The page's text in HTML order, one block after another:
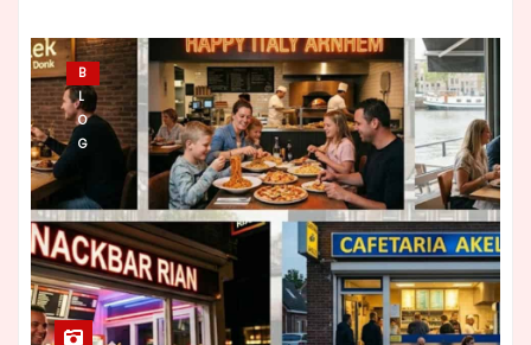
B
L
O
G